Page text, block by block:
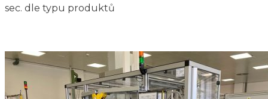
sec. dle typu produktů